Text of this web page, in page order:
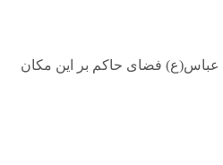
عباس(ع) فضای حاکم بر این مکان